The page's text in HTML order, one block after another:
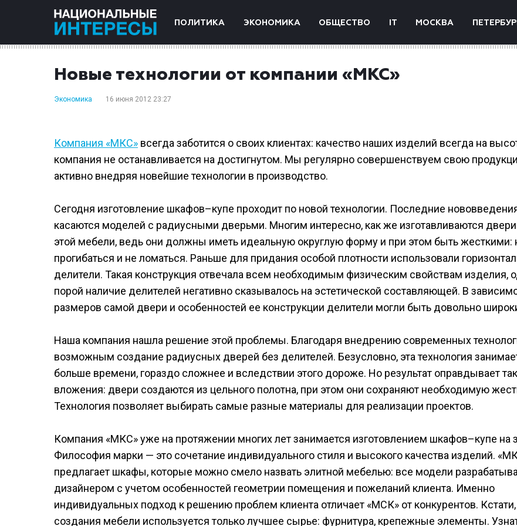
ПОЛИТИКА ЭКОНОМИКА ОБЩЕСТВО IT МОСКВА
Новые технологии от компании «МКС»
Экономика 16 июня 2012 23:27
Компания «МКС» всегда заботится о своих клиентах: качество наших изделий всегда на
компания не останавливается на достигнутом. Мы регулярно совершенствуем свою
активно внедряя новейшие технологии в производство.
Сегодня изготовление шкафов–купе проходит по новой технологии. Последние
касаются моделей с радиусными дверьми. Многим интересно, как же изготавливаются
этой мебели, ведь они должны иметь идеальную округлую форму и при этом быть жесткими:
прогибаться и не ломаться. Раньше для придания особой плотности использовали
делители. Такая конструкция отвечала всем необходимым физическим свойствам изделия,
порой наличие делителей негативно сказывалось на эстетической составляющей. В
размеров самой двери и особенностей ее конструкции делители могли быть довольно
Наша компания нашла решение этой проблемы. Благодаря внедрению современных
возможным создание радиусных дверей без делителей. Безусловно, эта технология
больше времени, гораздо сложнее и вследствии этого дороже. Но результат оправдывает
вложения: двери создаются из цельного полотна, при этом они сохраняют необходимую
Технология позволяет выбирать самые разные материалы для реализации проектов.
Компания «МКС» уже на протяжении многих лет занимается изготовлением шкафов–купе на
Философия марки — это сочетание индивидуального стиля и высокого качества изделий.
предлагает шкафы, которые можно смело назвать элитной мебелью: все модели
дизайнером с учетом особенностей геометрии помещения и пожеланий клиента. Именно
индивидуальных подход к решению проблем клиента отличает «МСК» от конкурентов.
создания мебели используется только лучшее сырье: фурнитура, крепежные элементы.